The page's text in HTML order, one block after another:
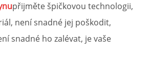
přijměte špičkovou technologii,
není snadné jej poškodit,
snadné ho zalévat, je vaše